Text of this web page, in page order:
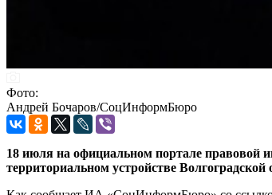
Фото:
Андрей Бочаров/СоцИнформБюро
18 июля на официальном портале правовой
территориальном устройстве